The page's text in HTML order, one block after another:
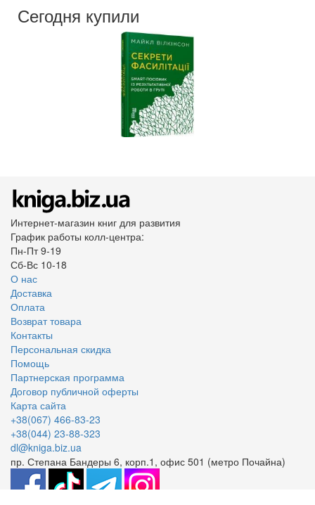
Сегодня купили
Интернет-магазин книг для развития
График работы колл-центра:
Пн-Пт 9-19
Сб-Вс 10-18
О нас
Доставка
Оплата
Возврат товара
Контакты
Персональная скидка
Помощь
Партнерская программа
Договор публичной оферты
Карта сайта
+38(067) 466-83-23
+38(044) 23-88-323
dl@kniga.biz.ua
пр. Степана Бандеры 6, корп.1, офис 501 (метро Почайна)